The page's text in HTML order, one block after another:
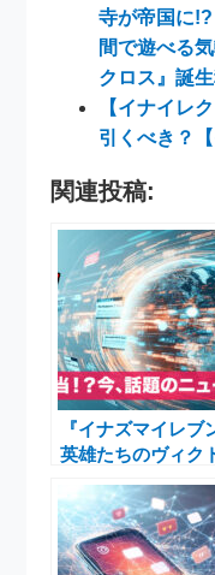
寺が帝国に
間で遊べる
クロス』誕
【イナイレ
引くべき？
関連投稿:
『イナズマイレブ
英雄たちのヴィク
「イナダイ」10月
日配信決定！発売
の最新情報をお届